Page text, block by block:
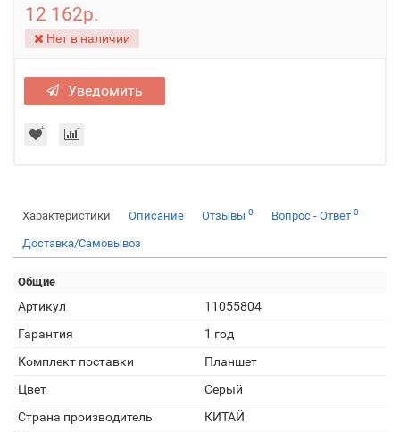
12 162р.
Нет в наличии
Уведомить
Характеристики Описание Отзывы 0 Вопрос - Ответ 0
Доставка/Самовывоз
Общие
Артикул
11055804
Гарантия
1 год
Комплект поставки
Планшет
Цвет
Серый
Страна производитель
КИТАЙ